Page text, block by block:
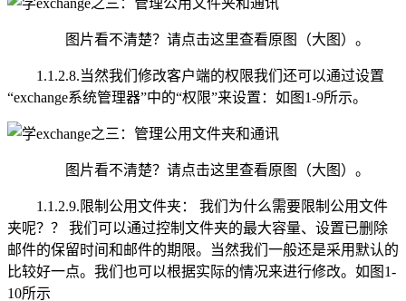
图片看不清楚？请点击这里查看原图（大图）。
1.1.2.8.当然我们修改客户端的权限我们还可以通过设置
“exchange系统管理器”中的“权限”来设置：如图1-9所示。
图片看不清楚？请点击这里查看原图（大图）。
1.1.2.9.限制公用文件夹： 我们为什么需要限制公用文件
夹呢？？ 我们可以通过控制文件夹的最大容量、设置已删除
邮件的保留时间和邮件的期限。当然我们一般还是采用默认的
比较好一点。我们也可以根据实际的情况来进行修改。如图1-
10所示